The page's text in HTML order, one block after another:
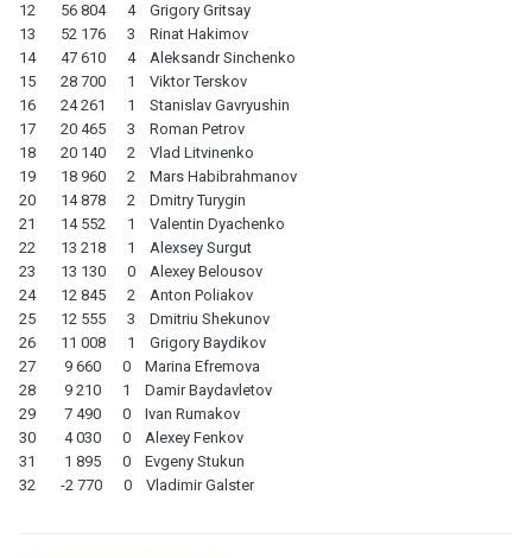
12 56 804 4 Grigory Gritsay
13 52 176 3 Rinat Hakimov
14 47 610 4 Aleksandr Sinchenko
15 28 700 1 Viktor Terskov
16 24 261 1 Stanislav Gavryushin
17 20 465 3 Roman Petrov
18 20 140 2 Vlad Litvinenko
19 18 960 2 Mars Habibrahmanov
20 14 878 2 Dmitry Turygin
21 14 552 1 Valentin Dyachenko
22 13 218 1 Alexsey Surgut
23 13 130 0 Alexey Belousov
24 12 845 2 Anton Poliakov
25 12 555 3 Dmitriu Shekunov
26 11 008 1 Grigory Baydikov
27 9 660 0 Marina Efremova
28 9 210 1 Damir Baydavletov
29 7 490 0 Ivan Rumakov
30 4 030 0 Alexey Fenkov
31 1 895 0 Evgeny Stukun
32 -2 770 0 Vladimir Galster